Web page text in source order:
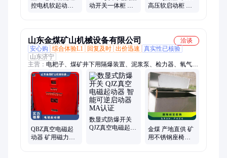
控电机软起动柜
动开关一体柜 煤
高压软启动柜 闭
山东金煤矿山机械设备有限公司
洽谈
安心购
综合体验L1 回复及时 出价迅速
真实性已核验
山东济宁
主营： 电耙子、煤矿井下用隔爆装置、泥浆泵、检力器、氧气呼
吸器、氢氧化钙检验仪器、密闭门、全液压钻机、高倍数泡沫灭
火装置、洒水降尘装置、阻化泵、阻燃调节风窗、流量计、乳化
液泵、钻机配件、矿用电缆、破拆工具、矿用电池、旧枕木、风
筒、氧气充填泵、风机、避难硐室、无压风门、多参数检测仪
QBZ真空电磁起
动器 矿用磁力启
数显式防爆开关
QJZ真空电磁起动
金煤 产地直供 矿
用不锈钢座椅三